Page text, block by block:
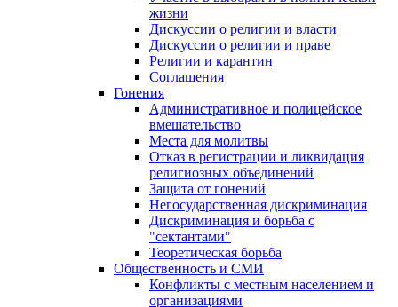
жизни
Дискуссии о религии и власти
Дискуссии о религии и праве
Религии и карантин
Соглашения
Гонения
Административное и полицейское
вмешательство
Места для молитвы
Отказ в регистрации и ликвидация
религиозных объединений
Защита от гонений
Негосударственная дискриминация
Дискриминация и борьба с
"сектантами"
Теоретическая борьба
Общественность и СМИ
Конфликты с местным населением и
организациями